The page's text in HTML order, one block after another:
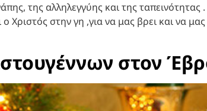
της αλληλεγγύης και της
στην γη ,για να μας βρει και να
στον